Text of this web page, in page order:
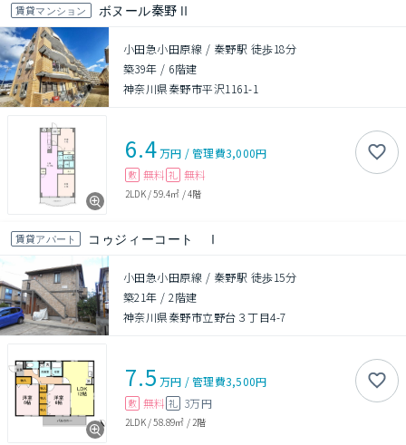
賃貸マンション ボヌール秦野Ⅱ
小田急小田原線 / 秦野駅 徒歩18分
築39年 / 6階建
神奈川県秦野市平沢1161-1
6.4万円 /管理費3,000円
敷 無料 礼 無料
2LDK/59.4㎡ /4階
賃貸アパート コゥジィーコート Ⅰ
小田急小田原線 / 秦野駅 徒歩15分
築21年 /2階建
神奈川県秦野市立野台３丁目4-7
7.5 万円 /管理費3,500円
敷 無料 礼 3万円
2LDK/58.89㎡ / 2階